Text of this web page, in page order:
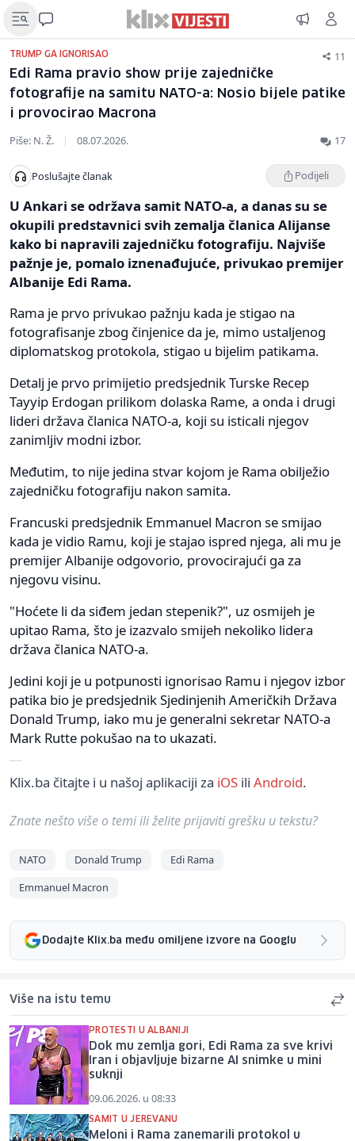
TRUMP GA IGNORISAO 11
Edi Rama pravio show prije zajedničke
fotografije na samitu NATO-a: Nosio bijele patike
i provocirao Macrona
Piše: N. Ž. | 08.07.2026. 17
Poslušajte članak Podijeli
U Ankari se održava samit NATO-a, a danas su se
okupili predstavnici svih zemalja članica Alijanse
kako bi napravili zajedničku fotografiju. Najviše
pažnje je, pomalo iznenađujuće, privukao premijer
Albanije Edi Rama.
Rama je prvo privukao pažnju kada je stigao na
fotografisanje zbog činjenice da je, mimo ustaljenog
diplomatskog protokola, stigao u bijelim patikama.
Detalj je prvo primijetio predsjednik Turske Recep
Tayyip Erdogan prilikom dolaska Rame, a onda i drugi
lideri država članica NATO-a, koji su isticali njegov
zanimljiv modni izbor.
Međutim, to nije jedina stvar kojom je Rama obilježio
zajedničku fotografiju nakon samita.
Francuski predsjednik Emmanuel Macron se smijao
kada je vidio Ramu, koji je stajao ispred njega, ali mu je
premijer Albanije odgovorio, provocirajući ga za
njegovu visinu.
"Hoćete li da siđem jedan stepenik?", uz osmijeh je
upitao Rama, što je izazvalo smijeh nekoliko lidera
država članica NATO-a.
Jedini koji je u potpunosti ignorisao Ramu i njegov izbor
patika bio je predsjednik Sjedinjenih Američkih Država
Donald Trump, iako mu je generalni sekretar NATO-a
Mark Rutte pokušao na to ukazati.
Klix.ba čitajte i u našoj aplikaciji za iOS ili Android.
Znate nešto više o temi ili želite prijaviti grešku u tekstu?
NATO Donald Trump
Edi Rama
Emmanuel Macron
Dodajte Klix.ba među omiljene izvore na Googlu
Više na istu temu
PROTESTI U ALBANIJI
Dok mu zemlja gori, Edi Rama za sve krivi
Iran i objavljuje bizarne AI snimke u mini
suknji
09.06.2026. u 08:33
SAMIT U JEREVANU
Meloni i Rama zanemarili protokol u